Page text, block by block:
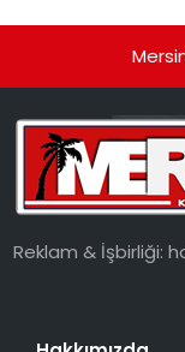
Reklam & İşbirliği: